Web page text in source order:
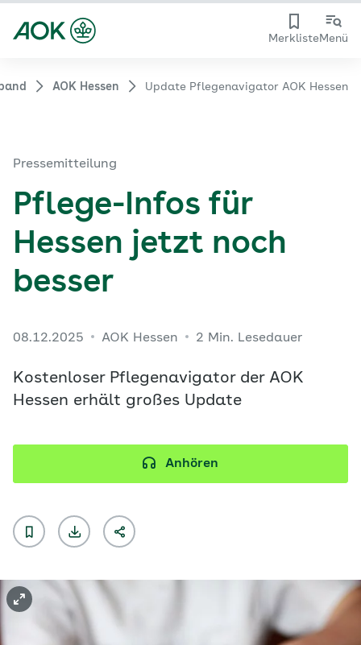
MerklisteMenü
AOK Hessen Update Pflegenavigator AOK Hessen
Pressemitteilung
Pflege-Infos für
Hessen jetzt noch
besser
08.12.2025 AOK Hessen 2 Min. Lesedauer
Kostenloser Pflegenavigator der AOK
Hessen erhält großes Update
Anhören